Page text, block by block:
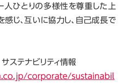
人ひとりの多様性を尊重した上
じ、互いに協力し、自己成長で
ステナビリティ情報
corporate/sustainabil